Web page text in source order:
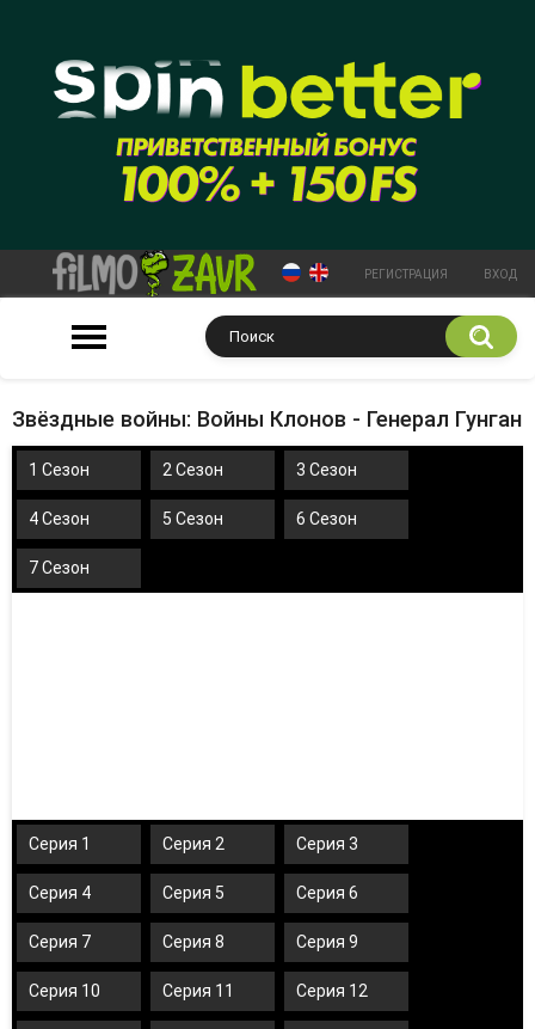
РЕГИСТРАЦИЯ ВХОД
Звёздные войны: Войны Клонов - Генерал Гунган
1 Сезон 2 Сезон 3 Сезон
4 Сезон 5 Сезон 6 Сезон
7 Сезон
Серия 1 Серия 2 Серия 3
Серия 4 Серия 5 Серия 6
Серия 7 Серия 8 Серия 9
Серия 10 Серия 11 Серия 12